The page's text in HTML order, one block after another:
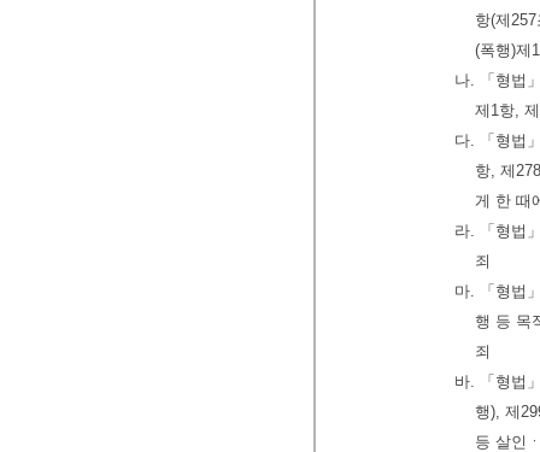
항(제
(폭행)제
나. 「형법
제1항,
다. 「형법
항, 제
게 한 때
라. 「형법
죄
마. 「형법
행 등 목
죄
바. 「형법
행), 제
등 살인